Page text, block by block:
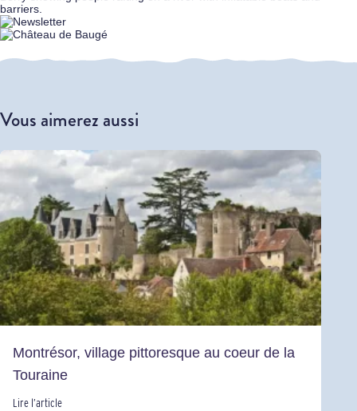
Vous aimerez aussi
Montrésor, village pittoresque au coeur de la
Touraine
Lire l’article